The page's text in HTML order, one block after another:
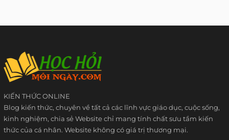
KIẾN THỨC ONLINE
Blog kiến thức, chuyên về tất cả các lĩnh vực giáo dục, cuộc sống,
kinh nghiệm, chia sẻ Website chỉ mang tính chất sưu tầm kiến
thức của cá nhân. Website không có giá trị thương mại.